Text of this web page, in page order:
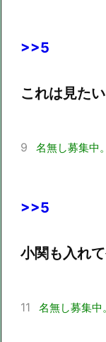
>>5
これは見たい
9 名無し募集中
>>5
小関も入れ
11 名無し募集中